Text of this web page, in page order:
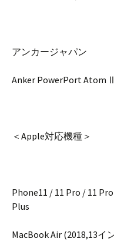
アンカージャパン
Anker PowerPort Atom
＜Apple対応機種＞
Phone11 / 11 Pro / 11 Pro
Plus
MacBook Air (2018,13イ